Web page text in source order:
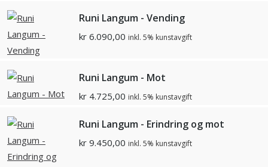
Runi Langum - Vending
kr 6.090,00 inkl. 5% kunstavgift
Runi Langum - Mot
kr 4.725,00 inkl. 5% kunstavgift
Runi Langum - Erindring og mot
kr 9.450,00 inkl. 5% kunstavgift